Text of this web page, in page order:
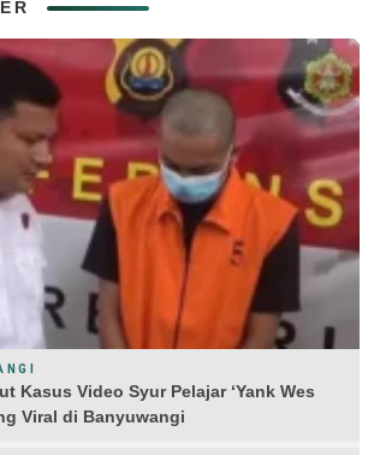
Kasus Video Syur Pelajar ‘Yank Wes
Viral di Banyuwangi